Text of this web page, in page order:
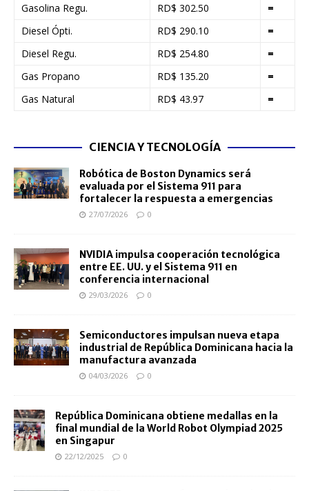
Gasolina Regu.
RD$ 302.50
=
Diesel Ópti.
RD$ 290.10
=
Diesel Regu.
RD$ 254.80
=
Gas Propano
RD$ 135.20
=
Gas Natural
RD$ 43.97 =
CIENCIA Y TECNOLOGÍA
Robótica de Boston Dynamics será
evaluada por el Sistema 911 para
fortalecer la respuesta a emergencias
27/07/2026 0
NVIDIA impulsa cooperación tecnológica
entre EE. UU. y el Sistema 911 en
conferencia internacional
29/03/2026 0
Semiconductores impulsan nueva etapa
industrial de República Dominicana hacia la
manufactura avanzada
04/03/2026 0
República Dominicana obtiene medallas en la
final mundial de la World Robot Olympiad 2025
en Singapur
22/12/2025 0